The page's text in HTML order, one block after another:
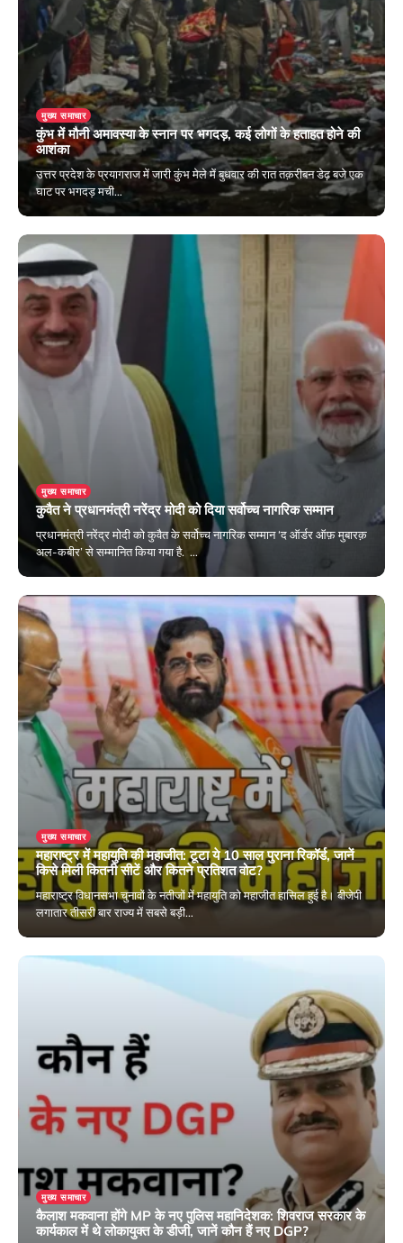
मुख्य समाचार
कुंभ में मौनी अमावस्या के स्नान पर भगदड़, कई लोगों के हताहत होने की
आशंका
उत्तर प्रदेश के प्रयागराज में जारी कुंभ मेले में बुधवार की रात तक़रीबन डेढ़ बजे एक
घाट पर भगदड़ मची…
January 29, 2025
मुख्य समाचार
कुवैत ने प्रधानमंत्री नरेंद्र मोदी को दिया सर्वोच्च नागरिक सम्मान
प्रधानमंत्री नरेंद्र मोदी को कुवैत के सर्वोच्च नागरिक सम्मान ‘द ऑर्डर ऑफ़ मुबारक़
अल-कबीर’ से सम्मानित किया गया है. …
December 22, 2024
मुख्य समाचार
महाराष्ट्र में महायुति की महाजीत: टूटा ये 10 साल पुराना रिकॉर्ड, जानें
किसे मिली कितनी सीटें और कितने प्रतिशत वोट?
महाराष्ट्र विधानसभा चुनावों के नतीजों में महायुति को महाजीत हासिल हुई है। बीजेपी
लगातार तीसरी बार राज्य में सबसे बड़ी…
November 24, 2024
मुख्य समाचार
कैलाश मकवाना होंगे MP के नए पुलिस महानिदेशक: शिवराज सरकार के
कार्यकाल में थे लोकायुक्त के डीजी, जानें कौन हैं नए DGP?